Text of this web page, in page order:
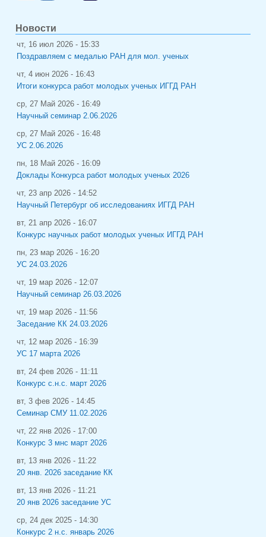
Новости
чт, 16 июл 2026 - 15:33
Поздравляем с медалью РАН для мол. ученых
чт, 4 июн 2026 - 16:43
Итоги конкурса работ молодых ученых ИГГД РАН
ср, 27 Май 2026 - 16:49
Научный семинар 2.06.2026
ср, 27 Май 2026 - 16:48
УС 2.06.2026
пн, 18 Май 2026 - 16:09
Доклады Конкурса работ молодых ученых 2026
чт, 23 апр 2026 - 14:52
Научный Петербург об исследованиях ИГГД РАН
вт, 21 апр 2026 - 16:07
Конкурс научных работ молодых ученых ИГГД РАН
пн, 23 мар 2026 - 16:20
УС 24.03.2026
чт, 19 мар 2026 - 12:07
Научный семинар 26.03.2026
чт, 19 мар 2026 - 11:56
Заседание КК 24.03.2026
чт, 12 мар 2026 - 16:39
УС 17 марта 2026
вт, 24 фев 2026 - 11:11
Конкурс с.н.с. март 2026
вт, 3 фев 2026 - 14:45
Семинар СМУ 11.02.2026
чт, 22 янв 2026 - 17:00
Конкурс 3 мнс март 2026
вт, 13 янв 2026 - 11:22
20 янв. 2026 заседание КК
вт, 13 янв 2026 - 11:21
20 янв 2026 заседание УС
ср, 24 дек 2025 - 14:30
Конкурс 2 н.с. январь 2026